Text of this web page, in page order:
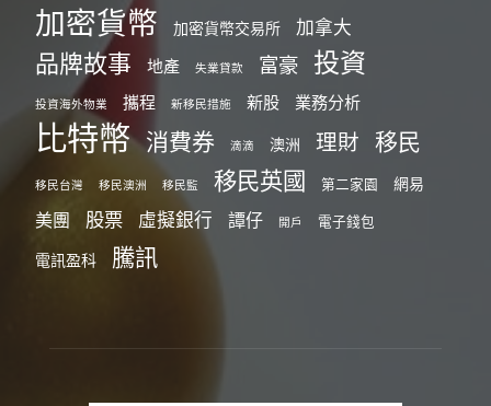
加密貨幣 加密貨幣交易所 加拿大
品牌故事 地產 失業貸款 富豪 投資
投資海外物業 攜程 新移民措施 新股 業務分析
比特幣 消費券 滴滴 澳洲 理財 移民
移民台灣 移民澳洲 移民監 移民英國 第二家園 網易
美團 股票 虛擬銀行 譚仔 開戶 電子錢包
電訊盈科 騰訊